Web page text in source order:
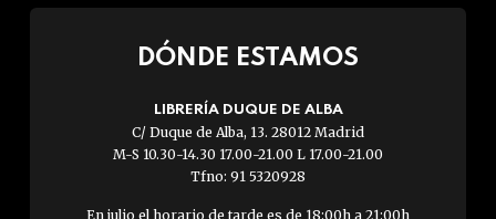
DÓNDE ESTAMOS
LIBRERÍA DUQUE DE ALBA
C/ Duque de Alba, 13. 28012 Madrid
M-S 10.30-14.30 17.00-21.00 L 17.00-21.00
Tfno: 91 5320928
En julio el horario de tarde es de 18:00h a 21:00h